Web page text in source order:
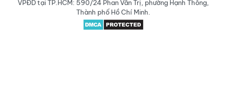
VPĐD tại TP.HCM: 590/24 Phan Văn Trị, phường Hạnh Thông,
Thành phố Hồ Chí Minh.